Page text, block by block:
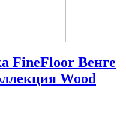
FineFloor Венге
Wood